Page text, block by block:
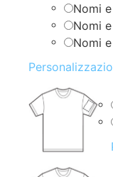
Nomi
Nomi
Nomi